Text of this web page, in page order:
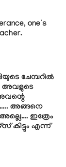
one’s
ചേമ്പറിൽ
അവളുടെ
അങ്ങനെ
ഇത്രേം
കിട്ടും എന്ന്